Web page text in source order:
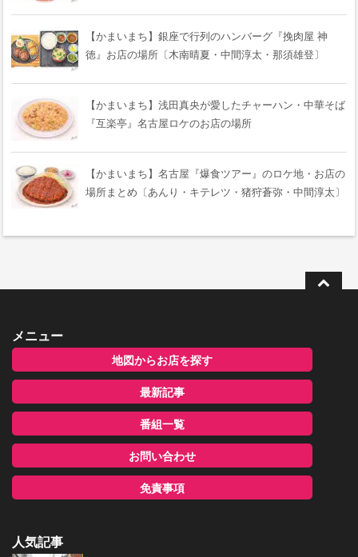
【かまいまち】銀座で行列のハンバーグ『挽肉屋 神
徳』お店の場所〔木南晴夏・中間淳太・那須雄登〕
【かまいまち】浅田真央が愛したチャーハン・中華そば
『互楽亭』名古屋ロケのお店の場所
【かまいまち】名古屋『爆食ツアー』のロケ地・お店の
場所まとめ〔あんり・キテレツ・猪狩蒼弥・中間淳太〕
メニュー
地図からお店を探す
最新記事
番組一覧
お問い合わせ
免責事項
人気記事